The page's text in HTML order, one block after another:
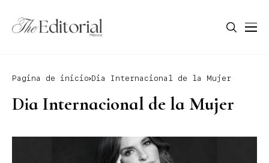
Pagina de inicio Dia Internacional de la Mujer
Dia Internacional de la Mujer